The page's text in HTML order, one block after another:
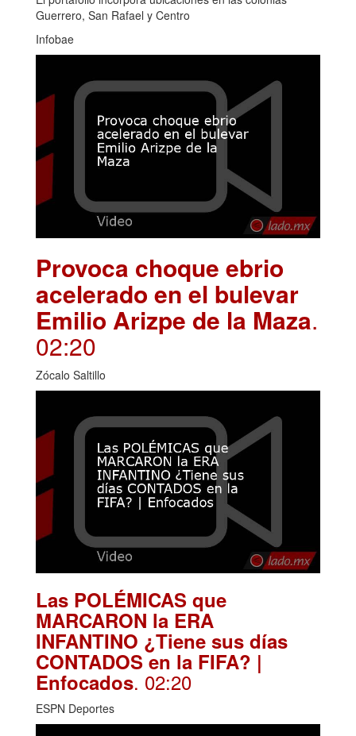
Guerrero, San Rafael y Centro
Infobae
Provoca choque ebrio
acelerado en el bulevar
Emilio Arizpe de la Maza.
02:20
Zócalo Saltillo
Las POLÉMICAS que
MARCARON la ERA
INFANTINO ¿Tiene sus días
CONTADOS en la FIFA? |
Enfocados. 02:20
ESPN Deportes